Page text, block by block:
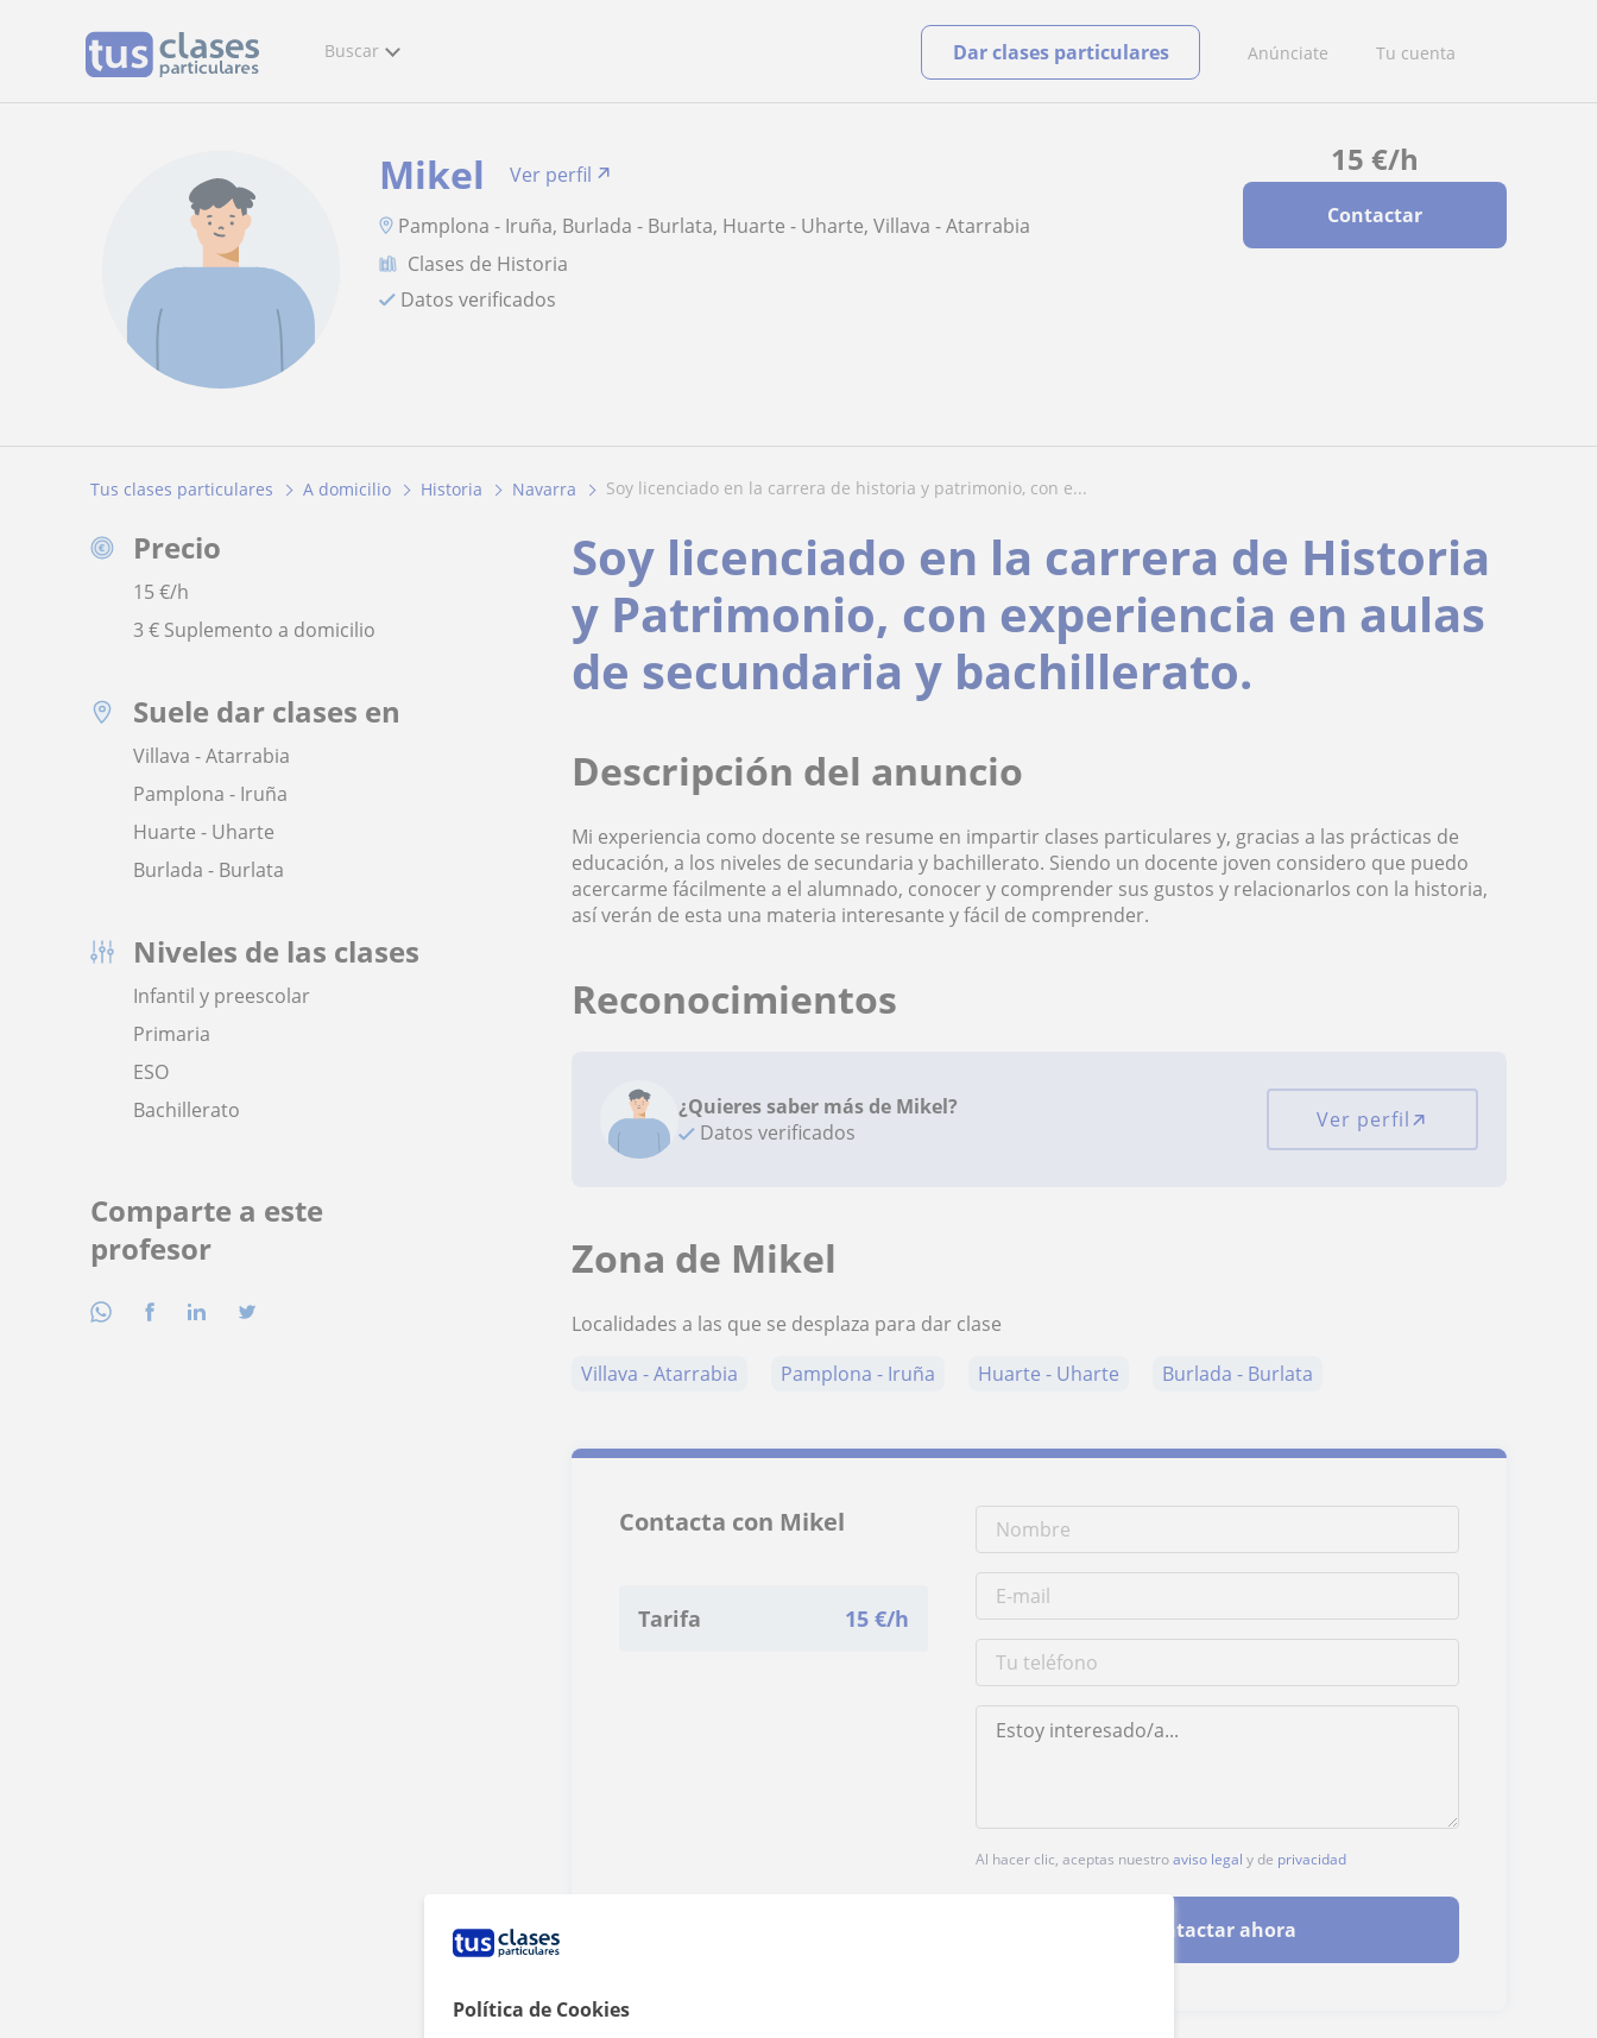
Política de Cookies
Buscar Anúnciate Tu cuenta
Dar clases particulares
15 €/h
Contactar
Mikel
Ver perfil
Pamplona - Iruña, Burlada - Burlata, Huarte - Uharte, Villava - Atarrabia
Clases de Historia
Datos verificados
Tus clases particulares A domicilio Historia Navarra soy licenciado en la carrera de historia y patrimonio, con e...
Precio
15€/h
3 € Suplemento a domicilio
Suele dar clases en
Villava - Atarrabia
Pamplona - Iruña
Huarte - Uharte
Burlada - Burlata
Niveles de las clases
Infantil y preescolar
Primaria
ESO
Bachillerato
Comparte a este
profesor
Soy licenciado en la carrera de Historia
y Patrimonio, con experiencia en aulas
de secundaria y bachillerato.
Descripción del anuncio
Mi experiencia como docente se resume en impartir clases particulares y, gracias a las prácticas de
educación, a los niveles de secundaria y bachillerato. Siendo un docente joven considero que puedo
acercarme fácilmente a el alumnado, conocer y comprender sus gustos y relacionarlos con la historia,
así verán de esta una materia interesante y fácil de comprender.
Reconocimientos
¿Quieres saber más de Mikel?
Datos verificados
Ver perfil
Zona de Mikel
Localidades a las que se desplaza para dar clase
Villava - Atarrabia
Pamplona - Iruña Huarte - Uharte Burlada - Burlata
Contacta con Mikel
Tarifa 15 €/h
Al hacer clic, aceptas nuestroaviso legal y de privacidad
Contactar ahora